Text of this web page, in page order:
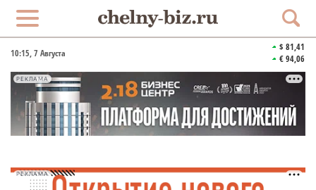
10:15, 7 Августа
$ 81,41
€ 94,06
РЕКЛАМА
РЕКЛАМА